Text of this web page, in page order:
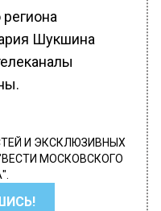
Шукшина
И ЭКСКЛЮЗИВНЫХ
МОСКОВСКОГО